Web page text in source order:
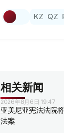
KZ QZ
相关新闻
2026年8月6日 19:47
亚美尼亚宪法法院
法案